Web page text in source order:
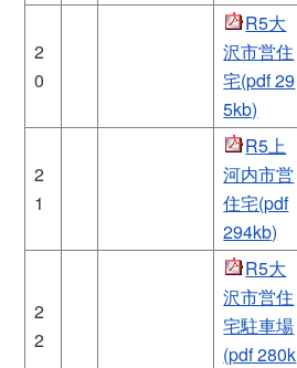
2
0
R5大
沢市営住
宅(pdf 29
5kb)
2
1
R5上
河内市営
住宅(pdf
294kb)
2
2
R5大
沢市営住
宅駐車場
(pdf 280k